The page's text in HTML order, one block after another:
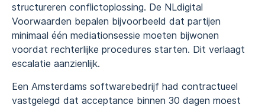
structureren conflictoplossing. De NLdigital
Voorwaarden bepalen bijvoorbeeld dat partijen
minimaal één mediationsessie moeten bijwonen
voordat rechterlijke procedures starten. Dit verlaagt
escalatie aanzienlijk.
Een Amsterdams softwarebedrijf had contractueel
vastgelegd dat acceptance binnen 30 dagen moest